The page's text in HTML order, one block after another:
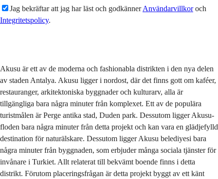
Jag bekräftar att jag har läst och godkännerAnvändarvillkoroch
Integritetspolicy.
Akusu är ett av de moderna och fashionabla distrikten i den nya delen
av staden Antalya. Akusu ligger i nordost, där det finns gott om kaféer,
restauranger, arkitektoniska byggnader och kulturarv, alla är
tillgängliga bara några minuter från komplexet. Ett av de populära
turistmålen är Perge antika stad, Duden park. Dessutom ligger Akusu-
floden bara några minuter från detta projekt och kan vara en glädjefylld
destination för naturälskare. Dessutom ligger Akusu belediyesi bara
några minuter från byggnaden, som erbjuder många sociala tjänster för
invånare i Turkiet. Allt relaterat till bekvämt boende finns i detta
distrikt. Förutom placeringsfrågan är detta projekt byggt av ett känt